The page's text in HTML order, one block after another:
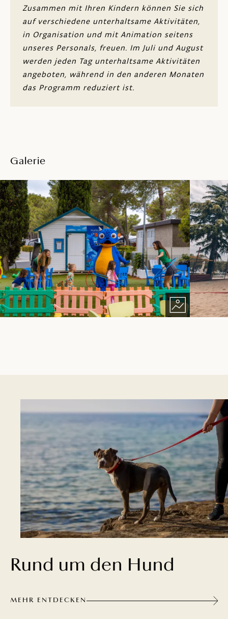
Mehrzweckspielplätze - Mini-Tennis, Mini-
Fußball, Futsal, Basketball, Streetball
Tische für Teqball und Tischtennis
Kletterwand
Brettspiele in Lebensgröße
Trampolinpark Valkanela (gegen Gebühr)
Schwimmender Wasserpark (gegen
Gebühr)
Unterhaltungsinhalte für Jugendliche
(Spielezimmer (Game Room),
Drohnenflugschule, Real Life Rocket
League)
MaiSky Kids Club - Schwimmschule,
Meerjungfrauenschule und andere
sportliche, kreative und unterhaltsame
Aktivitäten
Abendprogramm für Kinder
Tauschschule
Zusammen mit Ihren Kindern können Sie sich
auf verschiedene unterhaltsame Aktivitäten,
in Organisation und mit Animation seitens
unseres Personals, freuen. Im Juli und August
werden jeden Tag unterhaltsame Aktivitäten
angeboten, während in den anderen Monaten
das Programm reduziert ist.
Galerie
Rund um den Hund
MEHR ENTDECKEN